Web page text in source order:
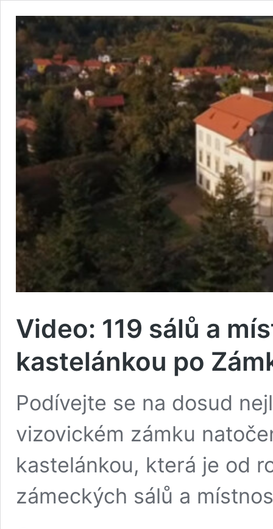
Video: 119 sálů a
kastelánkou po
Podívejte se na dosud
vizovickém zámku
kastelánkou, která je od
zámeckých sálů a